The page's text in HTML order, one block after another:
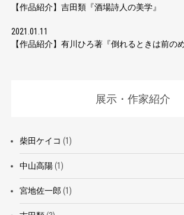
【作品紹介】吉田類『酒場詩人の美学』
2021.01.11
【作品紹介】有川ひろ著『倒れるときは前のめ
展示・作家紹介
柴田ケイコ (1)
中山高陽(1)
宮地佐一郎 (1)